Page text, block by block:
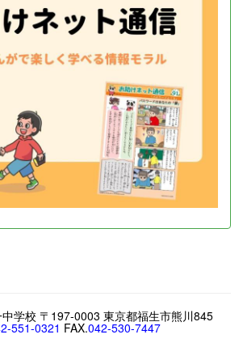
学校 〒197-0003 東京都福生市熊川845
551-0321 FAX.042-530-7447